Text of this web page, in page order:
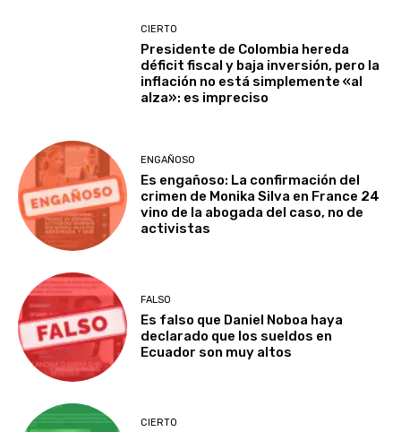
CIERTO
Presidente de Colombia hereda
déficit fiscal y baja inversión, pero la
inflación no está simplemente «al
alza»: es impreciso
ENGAÑOSO
Es engañoso: La confirmación del
crimen de Monika Silva en France 24
vino de la abogada del caso, no de
activistas
FALSO
Es falso que Daniel Noboa haya
declarado que los sueldos en
Ecuador son muy altos
CIERTO